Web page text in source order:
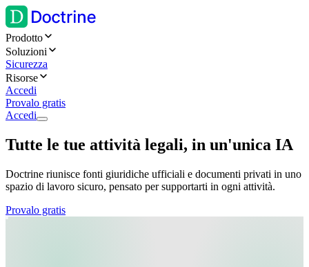
Prodotto
Soluzioni
Sicurezza
Risorse
Accedi
Provalo gratis
Accedi
Tutte le tue attività legali, in un'unica IA
Doctrine riunisce fonti giuridiche ufficiali e documenti privati in uno
spazio di lavoro sicuro, pensato per supportarti in ogni attività.
Provalo gratis